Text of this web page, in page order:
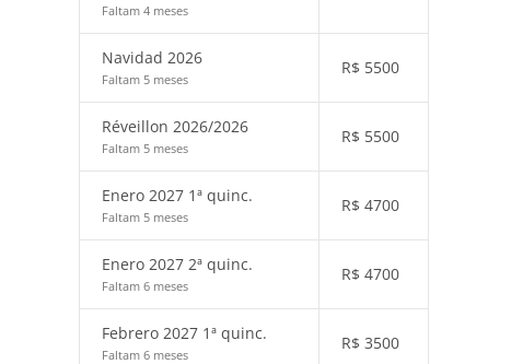
Faltam 4 meses
Navidad 2026
Faltam 5 meses
R$ 5500
Réveillon 2026/2026
Faltam 5 meses
R$ 5500
Enero 2027 1ª quinc.
Faltam 5 meses
R$ 4700
Enero 2027 2ª quinc.
Faltam 6 meses
R$ 4700
Febrero 2027 1ª quinc.
Faltam 6 meses
R$ 3500